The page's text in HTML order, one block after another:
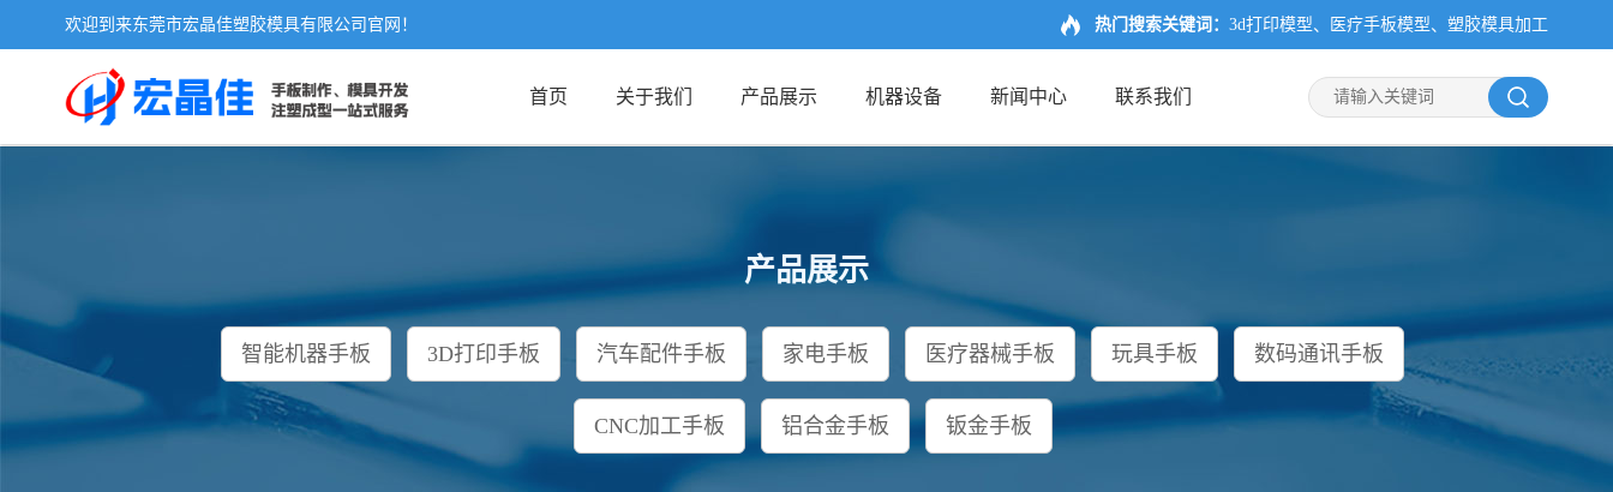
欢迎到来东莞市宏晶佳塑胶模具有限公司官网！ 热门搜索关键词：3d打印模型 医疗手板模型 塑胶模具加工
首页 关于我们 产品展示 机器设备 新闻中心 联系我们
产品展示
智能机器手板 3D打印手板 汽车配件手板 家电手板 医疗器械手板 玩具手板 数码通讯手板
CNC加工手板 铝合金手板 钣金手板